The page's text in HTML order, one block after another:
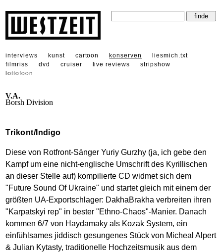
interviews kunst cartoon konserven
liesmich.txt
filmriss
dvd cruiser live reviews
stripshow
lottofoon
V.A.
Borsh Division
Trikont/Indigo
Diese von Rotfront-Sänger Yuriy Gurzhy (ja, ich gebe den
Kampf um eine nicht-englische Umschrift des Kyrillischen
an dieser Stelle auf) kompilierte CD widmet sich dem
"Future Sound Of Ukraine" und startet gleich mit einem der
größten UA-Exportschlager: DakhaBrakha verbreiten ihren
"Karpatskyi rep" in bester "Ethno-Chaos"-Manier. Danach
kommen 6/7 von Haydamaky als Kozak System, ein
einfühlsames jiddisch gesungenes Stück von Micheal Alpert
& Julian Kytasty, traditionelle Hochzeitsmusik aus dem